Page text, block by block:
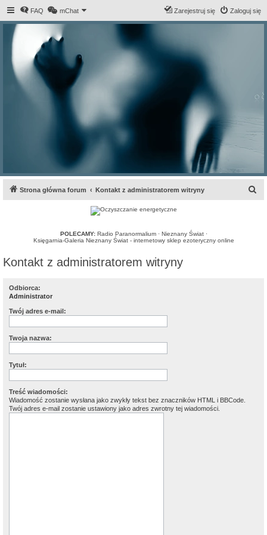
FAQ mChat Zaloguj się
Zarejestruj się
Strona główna forum Kontakt z administratorem witryny
POLECAMY: Radio Paranormalium· Nieznany Świat·
Księgarnia-Galeria Nieznany Świat - internetowy sklep ezoteryczny online
Kontakt z administratorem witryny
Odbiorca:
Administrator
Twój adres e-mail:
Twoja nazwa:
Tytuł:
Treść wiadomości:
Wiadomość zostanie wysłana jako zwykły tekst bez znaczników HTML i BBCode.
Twój adres e-mail zostanie ustawiony jako adres zwrotny tej wiadomości.